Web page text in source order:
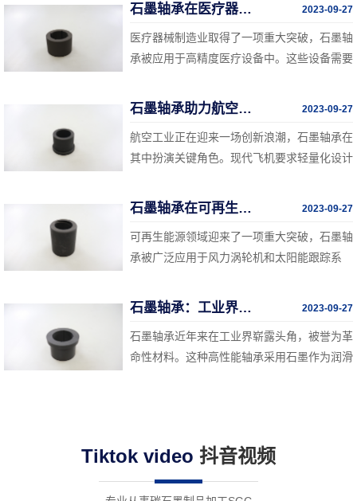
石墨轴承在医疗器械中的突破 2023-09-27
医疗器械制造业取得了一项重大突破，石墨轴
承被应用于高精度医疗设备中。这些设备需要
精度特性使其成为制造高端扫描仪、手术机器
提高医疗诊断和治疗的准确性，改善患者的医
疗体验。
石墨轴承助力航空工业的创新 2023-09-27
航空工业正在迎来一场创新浪潮，石墨轴承在
其中扮演关键角色。现代飞机要求轻量化设计
使其成为理想的选择。石墨轴承被广泛应用于
能、燃油效率和可维护性。
石墨轴承在可再生能源领域的应用 2023-09-27
可再生能源领域迎来了一项重大突破，石墨轴
承被广泛应用于风力涡轮机和太阳能跟踪系
件，石墨轴承的高耐磨性和低摩擦特性使其成
设备的可靠性和效率，推动清洁能源的更广泛
采用。
石墨轴承：工业界的革命性材料 2023-09-27
石墨轴承近年来在工业界崭露头角，被誉为革
命性材料。这种高性能轴承采用石墨作为润滑
造领域。
Tiktok video 抖音视频